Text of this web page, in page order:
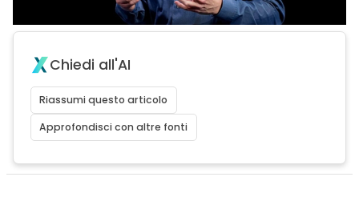
Chiedi all'AI
Riassumi questo articolo
Approfondisci con altre fonti